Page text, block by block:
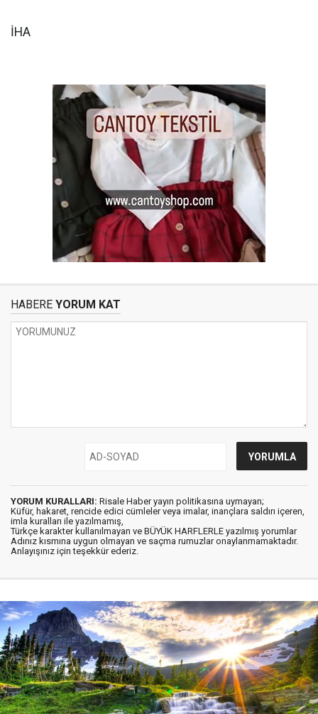
İHA
HABERE YORUM KAT
YORUM KURALLARI: Risale Haber yayın politikasına uymayan;
Küfür, hakaret, rencide edici cümleler veya imalar, inançlara saldırı içeren,
imla kuralları ile yazılmamış,
Türkçe karakter kullanılmayan ve BÜYÜK HARFLERLE yazılmış yorumlar
Adınız kısmına uygun olmayan ve saçma rumuzlar onaylanmamaktadır.
Anlayışınız için teşekkür ederiz.